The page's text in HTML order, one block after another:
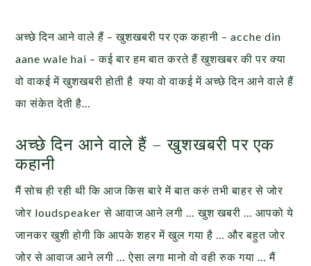
अच्छे दिन आने वाले हैं – खुशखबरी पर एक कहानी – acche din
aane wale hai – कई बार हम बात करते हैं खुशखबर की पर क्या
वो वाकई में खुशखबरी होती है क्या वो वाकई में अच्छे दिन आने वाले हैं
का संकेत देती है…
अच्छे दिन आने वाले हैं – खुशखबरी पर एक
कहानी
मैं सोच ही रही थी कि आज किस बारे में बात करुं तभी बाहर से जोर
जोर loudspeaker से आवाज आने लगी … खुश खबरी … आपको ये
जानकर खुशी होगी कि आपके शहर में खुल गया है … और बहुत जोर
जोर से आवाज आने लगी … ऐसा लगा मानो वो वही रुक गया … मैं